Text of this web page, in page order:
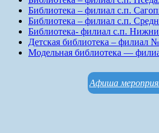
Библиотека – филиал с.п.
Библиотека – филиал с.п.
Библиотека- филиал с.п.
Детская библиотека – филиал
Модельная библиотека —
Афиша